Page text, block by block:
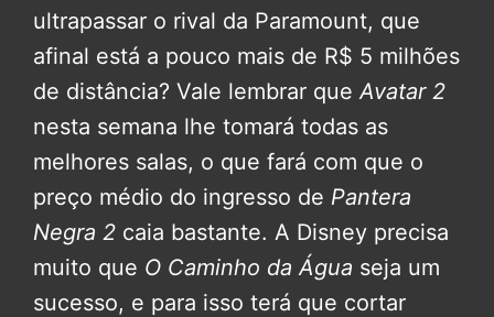
ultrapassar o rival da Paramount, que
afinal está a pouco mais de R$ 5 milhões
de distância? Vale lembrar queAvatar 2
nesta semana lhe tomará todas as
melhores salas, o que fará com que o
preço médio do ingresso de Pantera
Negra 2 caia bastante. A Disney precisa
muito que O Caminho da Água seja um
sucesso, e para isso terá que cortar